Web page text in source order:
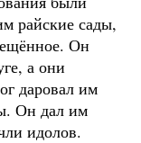
райские сады,
Он
а они
даровал им
Он дал им
идолов.